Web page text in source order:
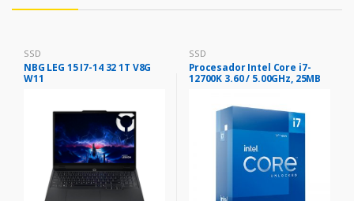
SSD
NBG LEG 15 I7-14 32 1T V8G
W11
SSD
Procesador Intel Core i7-
12700K 3.60 / 5.00GHz, 25MB